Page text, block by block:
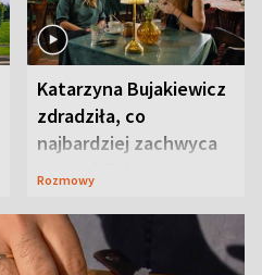
Katarzyna Bujakiewicz
zdradziła, co
najbardziej zachwyca
ją w Lublinie
Rozmowy